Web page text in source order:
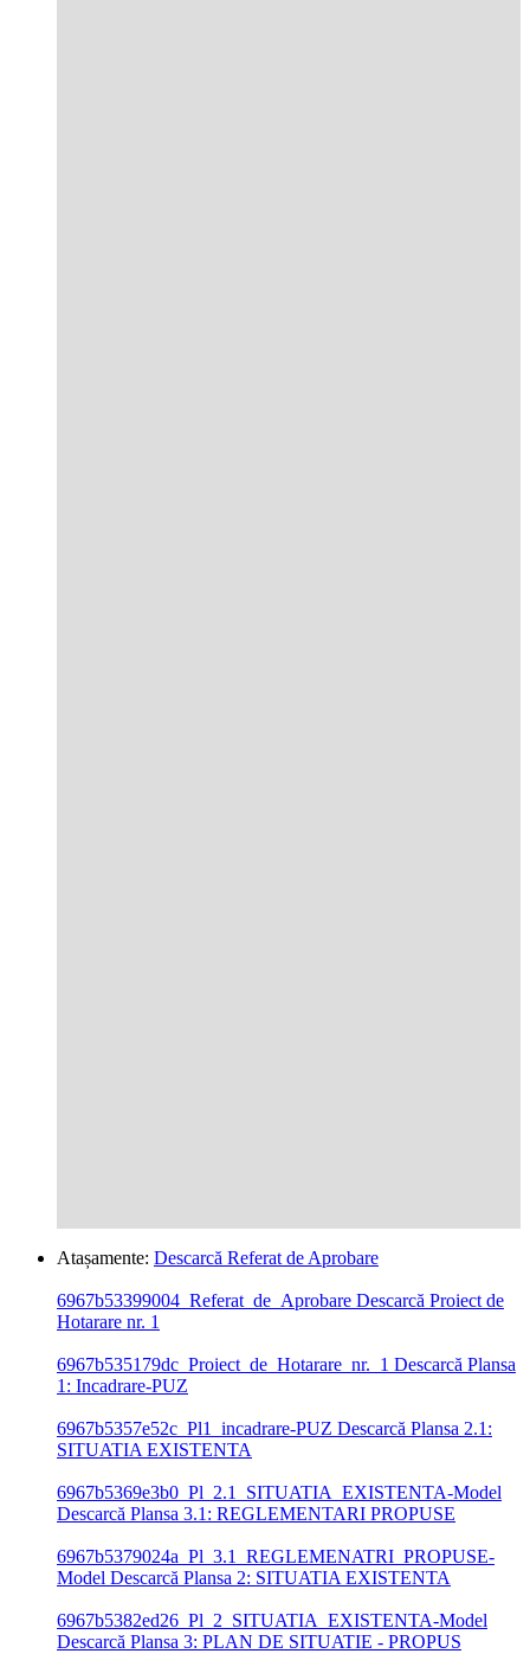
Atașamente: Descarcă Referat de Aprobare
6967b53399004_Referat_de_Aprobare Descarcă Proiect de
Hotarare nr. 1
6967b535179dc_Proiect_de_Hotarare_nr._1 Descarcă Plansa
1: Incadrare-PUZ
6967b5357e52c_Pl1_incadrare-PUZ Descarcă Plansa 2.1:
SITUATIA EXISTENTA
6967b5369e3b0_Pl_2.1_SITUATIA_EXISTENTA-Model
Descarcă Plansa 3.1: REGLEMENTARI PROPUSE
6967b5379024a_Pl_3.1_REGLEMENATRI_PROPUSE-
Model Descarcă Plansa 2: SITUATIA EXISTENTA
6967b5382ed26_Pl_2_SITUATIA_EXISTENTA-Model
Descarcă Plansa 3: PLAN DE SITUATIE - PROPUS